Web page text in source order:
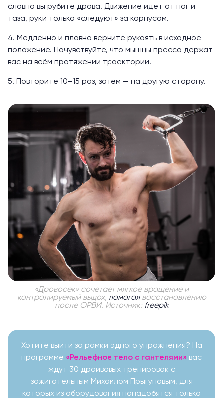
словно вы рубите дрова. Движение идёт от ног и
таза, руки только «следуют» за корпусом.
4. Медленно и плавно верните рукоять в исходное
положение. Почувствуйте, что мышцы пресса держат
вас на всём протяжении траектории.
5. Повторите 10–15 раз, затем — на другую сторону.
«Дровосек» сочетает мягкое вращение и
контролируемый выдох, помогаявосстановлению
после ОРВИ. Источник: freepik
Хотите выйти за рамки одного упражнения? На
программе «Рельефное тело с гантелями» вас
ждут 30 драйвовых тренировок с
зажигательным Михаилом Прыгуновым, для
которых из оборудования понадобятся только